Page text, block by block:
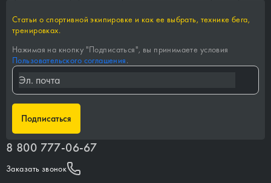
Статьи о спортивной экипировке и как ее выбрать, технике бега,
тренировках.
Нажимая на кнопку "Подписаться", вы принимаете условия
Пользовательского соглашения.
Подписаться
8 800 777-06-67
Заказать звонок